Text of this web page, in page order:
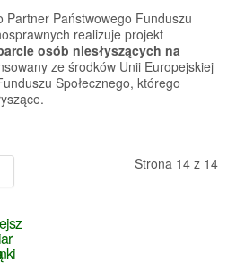
Partner Państwowego Funduszu
realizuje projekt
osób niesłyszących na
ze środków Unii Europejskiej
Społecznego, którego
Strona 14 z 14